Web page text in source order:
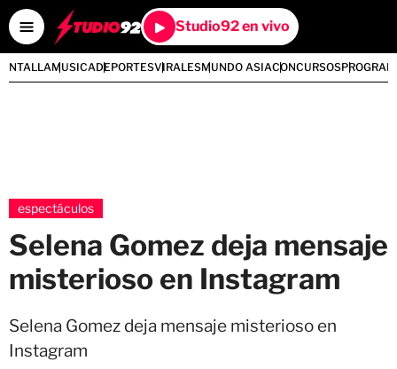
Studio92 en vivo
MUSICADEPORTESVIRALESMUNDO ASIACONCURSOS
espectáculos
Selena Gomez deja mensaje
misterioso en Instagram
Selena Gomez deja mensaje misterioso en
Instagram